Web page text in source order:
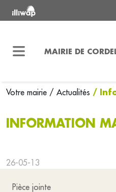
MAIRIE DE
Votre mairie / Actualités /
INFORMATION
26-05-13
Pièce jointe